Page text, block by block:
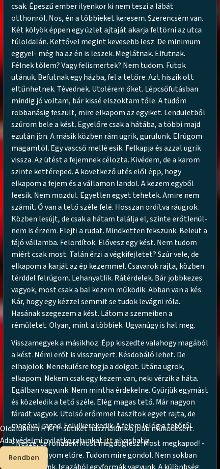
csak. Épeszű ember ilyenkor ki nem teszi a lábát
otthonról. Nos, én a többieket keresem. Szerencsém van.
Két kölyök éppen egy üzlet ajtaját akarja feltörni az utca
túloldalán. Kettővel megint kevesebb lesz. De minimum
eggyel- még ha az én is leszek. Meglátnak. Elfutnak.
Félnek tőlem? Vagy felismertek? Nem tudom. Futok
utánuk. Befutnak egy házba, fel a tetőre. Azt hiszik ott
eltűnhetnek. Tévednek. Utolérem őket. Lépcsőfutásban
mindig jó voltam, bár kissé elszoktam tőle. A tüdőm
robbanásig feszült, mire elkapom az egyiket. Lendületből
szúrom bele a kést. Egyelőre csak a hátába, a többi majd
ezután jön. A másik közben rám ugrik, gurulunk. Elrúgom
magamtól. Egy vascső mellé esik. Felkapja és azzal ugrik
vissza. Az ütést a fejemnek célozta. Kivédem, de a karom
szinte kettéreped. A következő ütés elől épp, hogy
elkapom a fejem és a vállamon landol. A kezem egyből
leesik. Nem mozdul. Egyetlen egyet tehetek. Amire nem
számít. Ő van a tető széle felé. Hosszan ordítva ráugrok.
Közben lesújt, de csak a hátam találja el, szinte erőtlenül-
nem is érzem. Elejti a rudat. Mindketten fekszünk. Beleüt a
fájó vállamba. Felordítok. Elővesz egy kést. Nem tudom
miért csak most. Talán érzi a végkifejletet? Szúr vele, de
elkapom a karját az ép kezemmel. Csavarok rajta, közben
térddel felrúgom. Lehanyatlik. Rátérdelek. Bár jobbkezes
vagyok, most csak a bal kezem működik. Abban van a kés.
Kár, hogy egy kézzel semmit se tudok levágni róla.
Hasának szegezem a kést. Látom a szemeiben a
rémületet. Olyan, mint a többiek. Ugyanúgy is hal meg.
Visszamegyek a másikhoz. Épp kiszedte valahogy magából
a kést. Némi erőt is visszanyert. Késdobáló lehet. De
elhajolok. Menekülésre fogja a dolgot. Utána ugrok,
elkapom. Nekem csak egy kezem van, neki vérzik a háta.
Egálban vagyunk. Nem mintha érdekelne. Gyűrjük egymást
és közeledik a tető széle. Elég magas tető. Már nagyon
fáradt vagyok. Utolsó erőmmel taszítok egyet rajta, de
magával ragad. Felülkerekedik. A fejem lelóg a tetőről.
- Nesze, te rohadék! Most megdöglesz! Most megkapod! -
ordítja és nyom előre. Tudom mire gondol. Nem sokban
Oldalunkon HTTP-sütiket használunk a jobb működésért.
Adatvédelmi nyilatkozatunkatittolvashatja.
Rendben